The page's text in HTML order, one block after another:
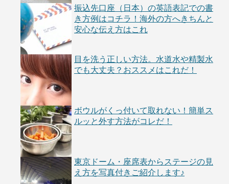
振込先口座（日本）の英語表記での書
き方例はコチラ！海外の方へきちんと
安心な伝え方はこれ
目を洗う正しい方法。水道水や精製水
でも大丈夫？おススメはこれだ！
ボウルがくっ付いて取れない！簡単ス
ルッと外す方法がコレだ！
東京ドーム・座席表からステージの見
え方を写真付きご紹介します♪